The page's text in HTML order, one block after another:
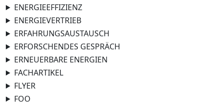
ENERGIEEFFIZIENZ
ENERGIEVERTRIEB
ERFAHRUNGSAUSTAUSCH
ERFORSCHENDES GESPRÄCH
ERNEUERBARE ENERGIEN
FACHARTIKEL
FLYER
FOO